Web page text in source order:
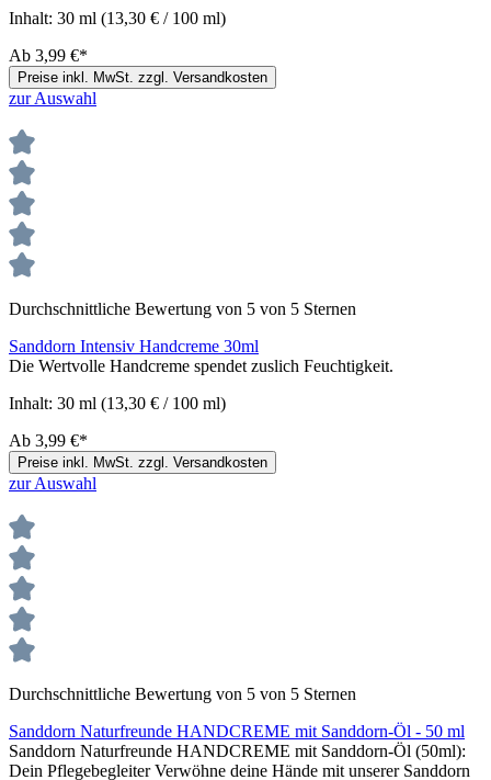
Inhalt: 30 ml (13,30 € / 100 ml)
Ab 3,99 €*
Preise inkl. MwSt. zzgl. Versandkosten
zur Auswahl
Durchschnittliche Bewertung von 5 von 5 Sternen
Sanddorn Intensiv Handcreme 30ml
Die Wertvolle Handcreme spendet zuslich Feuchtigkeit.
Inhalt: 30 ml (13,30 € / 100 ml)
Ab 3,99 €*
Preise inkl. MwSt. zzgl. Versandkosten
zur Auswahl
Durchschnittliche Bewertung von 5 von 5 Sternen
Sanddorn Naturfreunde HANDCREME mit Sanddorn-Öl - 50 ml
Sanddorn Naturfreunde HANDCREME mit Sanddorn-Öl (50ml):
Dein Pflegebegleiter Verwöhne deine Hände mit unserer Sanddorn